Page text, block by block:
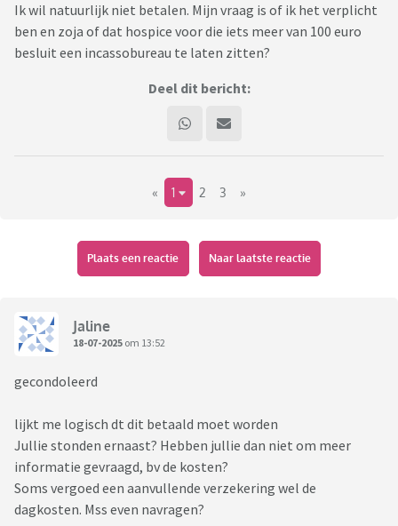
Ik wil natuurlijk niet betalen. Mijn vraag is of ik het verplicht
ben en zoja of dat hospice voor die iets meer van 100 euro
besluit een incassobureau te laten zitten?
Deel dit bericht:
« 1 2 3 »
Plaats een reactie Naar laatste reactie
Jaline
18-07-2025 om 13:52
gecondoleerd
lijkt me logisch dt dit betaald moet worden
Jullie stonden ernaast? Hebben jullie dan niet om meer
informatie gevraagd, bv de kosten?
Soms vergoed een aanvullende verzekering wel de
dagkosten. Mss even navragen?